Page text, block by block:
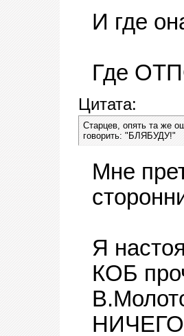
И где
Где
Цитата:
Старцев, опять та же
говорить: "БЛЯБУДУ!"
Мне
Я
КОБ
НИЧЕГО